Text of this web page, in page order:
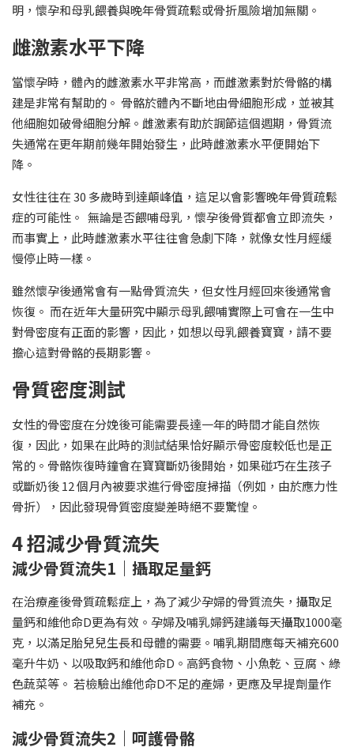
明，懷孕和母乳餵養與晚年骨質疏鬆或骨折風險增加無關。
雌激素水平下降
當懷孕時，體內的雌激素水平非常高，而雌激素對於骨骼的構
建是非常有幫助的。 骨骼於體內不斷地由骨細胞形成，並被其
他細胞如破骨細胞分解。雌激素有助於調節這個週期，骨質流
失通常在更年期前幾年開始發生，此時雌激素水平便開始下
降。
女性往往在 30 多歲時到達顛峰值，這足以會影響晚年骨質疏鬆
症的可能性。 無論是否餵哺母乳，懷孕後骨質都會立即流失，
而事實上，此時雌激素水平往往會急劇下降，就像女性月經緩
慢停止時一樣。
雖然懷孕後通常會有一點骨質流失，但女性月經回來後通常會
恢復。 而在近年大量研究中顯示母乳餵哺實際上可會在一生中
對骨密度有正面的影響，因此，如想以母乳餵養寶寶，請不要
擔心這對骨骼的長期影響。
骨質密度測試
女性的骨密度在分娩後可能需要長達一年的時間才能自然恢
復，因此，如果在此時的測試結果恰好顯示骨密度較低也是正
常的。骨骼恢復時鐘會在寶寶斷奶後開始，如果碰巧在生孩子
或斷奶後 12 個月內被要求進行骨密度掃描（例如，由於應力性
骨折），因此發現骨質密度變差時絕不要驚惶。
4 招減少骨質流失
減少骨質流失1｜攝取足量鈣
在治療產後骨質疏鬆症上，為了減少孕婦的骨質流失，攝取足
量鈣和維他命D更為有效。孕婦及哺乳婦鈣建議每天攝取1000毫
克，以滿足胎兒兒生長和母體的需要。哺乳期間應每天補充600
毫升牛奶、以吸取鈣和維他命D。高鈣食物、小魚乾、豆腐、綠
色蔬菜等。 若檢驗出維他命D不足的產婦，更應及早提劑量作
補充。
減少骨質流失2｜呵護骨骼